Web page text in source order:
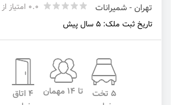
تهران - شمیرانات
0.0 امتیاز از تعداد 0 رای
تاریخ ثبت ملک: 5 سال پیش
5 تخت
تا 14 مهمان
4 اتاق